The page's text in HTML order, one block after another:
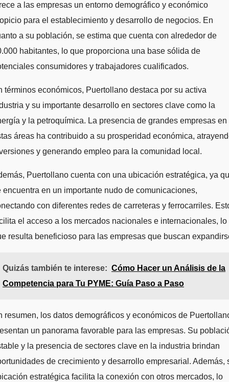
a las empresas un entorno demográfico y económico
para el establecimiento y desarrollo de negocios. En
a su población, se estima que cuenta con alrededor de
habitantes, lo que proporciona una base sólida de
consumidores y trabajadores cualificados.
términos económicos, Puertollano destaca por su activa
y su importante desarrollo en sectores clave como la
y la petroquímica. La presencia de grandes empresas en
áreas ha contribuido a su prosperidad económica,
y generando empleo para la comunidad local.
Puertollano cuenta con una ubicación estratégica, ya
encuentra en un importante nudo de comunicaciones,
con diferentes redes de carreteras y ferrocarriles.
el acceso a los mercados nacionales e internacionales, lo
resulta beneficioso para las empresas que buscan
Quizás también te interese: Cómo Hacer un Análisis de la
Competencia para Tu PYME: Guía Paso a Paso
resumen, los datos demográficos y económicos de
un panorama favorable para las empresas. Su
y la presencia de sectores clave en la industria brindan
de crecimiento y desarrollo empresarial. Además,
estratégica facilita la conexión con otros mercados, lo